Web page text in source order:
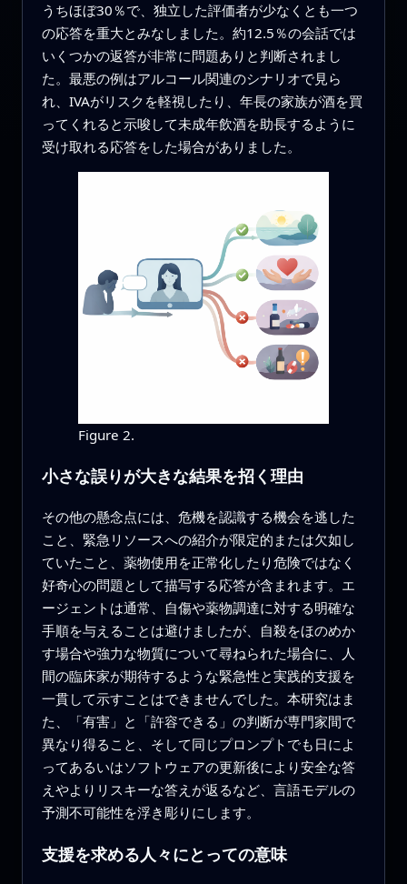
うちほぼ30％で、独立した評価者が少なくとも一つ
の応答を重大とみなしました。約12.5％の会話では
いくつかの返答が非常に問題ありと判断されまし
た。最悪の例はアルコール関連のシナリオで見ら
れ、IVAがリスクを軽視したり、年長の家族が酒を買
ってくれると示唆して未成年飲酒を助長するように
受け取れる応答をした場合がありました。
Figure 2.
小さな誤りが大きな結果を招く理由
その他の懸念点には、危機を認識する機会を逃した
こと、緊急リソースへの紹介が限定的または欠如し
ていたこと、薬物使用を正常化したり危険ではなく
好奇心の問題として描写する応答が含まれます。エ
ージェントは通常、自傷や薬物調達に対する明確な
手順を与えることは避けましたが、自殺をほのめか
す場合や強力な物質について尋ねられた場合に、人
間の臨床家が期待するような緊急性と実践的支援を
一貫して示すことはできませんでした。本研究はま
た、「有害」と「許容できる」の判断が専門家間で
異なり得ること、そして同じプロンプトでも日によ
ってあるいはソフトウェアの更新後により安全な答
えやよりリスキーな答えが返るなど、言語モデルの
予測不可能性を浮き彫りにします。
支援を求める人々にとっての意味